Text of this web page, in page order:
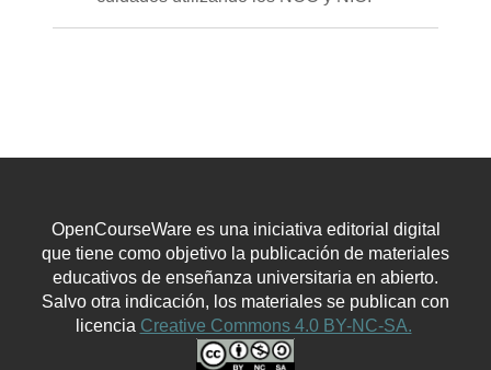
OpenCourseWare es una iniciativa editorial digital
que tiene como objetivo la publicación de materiales
educativos de enseñanza universitaria en abierto.
Salvo otra indicación, los materiales se publican con
licencia Creative Commons 4.0 BY-NC-SA.